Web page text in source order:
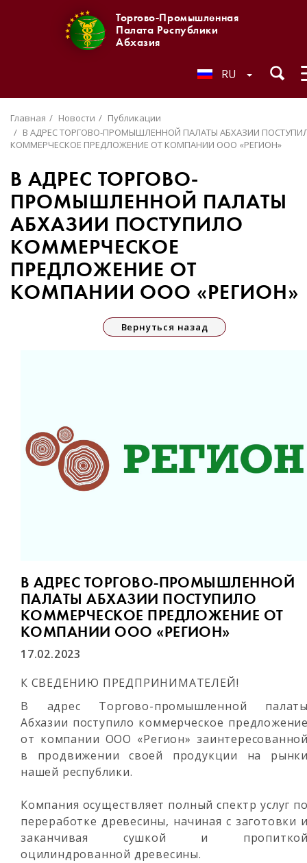
Торгово-Промышленная
Палата Республики
Абхазия
RU
Главная Новости
Публикации
В АДРЕС ТОРГОВО-ПРОМЫШЛЕННОЙ ПАЛАТЫ АБХАЗИИ
КОММЕРЧЕСКОЕ ПРЕДЛОЖЕНИЕ ОТ КОМПАНИИ ООО «РЕГИОН»
В АДРЕС ТОРГОВО-
ПРОМЫШЛЕННОЙ ПАЛАТЫ
АБХАЗИИ ПОСТУПИЛО
КОММЕРЧЕСКОЕ
ПРЕДЛОЖЕНИЕ ОТ
КОМПАНИИ ООО «РЕГИОН»
Вернуться назад
В АДРЕС ТОРГОВО-ПРОМЫШЛЕННОЙ
ПАЛАТЫ АБХАЗИИ ПОСТУПИЛО
КОММЕРЧЕСКОЕ ПРЕДЛОЖЕНИЕ ОТ
КОМПАНИИ ООО «РЕГИОН»
17.02.2023
К СВЕДЕНИЮ ПРЕДПРИНИМАТЕЛЕЙ!
В адрес Торгово-промышленной
Абхазии поступило коммерческое
от компании ООО «Регион»
в продвижении своей продукции на
нашей республики.
Компания осуществляет полный спектр услуг
переработке древесины, начиная с заготовки
заканчивая сушкой и
оцилиндрованной древесины.